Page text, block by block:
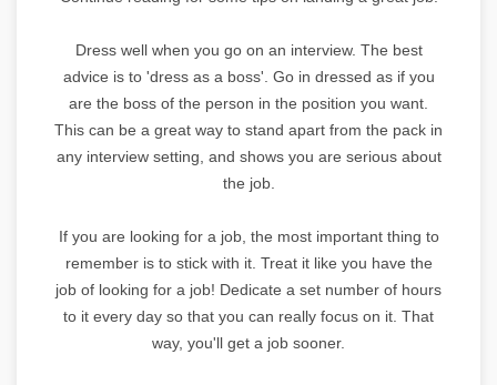
Dress well when you go on an interview. The best
advice is to 'dress as a boss'. Go in dressed as if you
are the boss of the person in the position you want.
This can be a great way to stand apart from the pack in
any interview setting, and shows you are serious about
the job.
If you are looking for a job, the most important thing to
remember is to stick with it. Treat it like you have the
job of looking for a job! Dedicate a set number of hours
to it every day so that you can really focus on it. That
way, you'll get a job sooner.